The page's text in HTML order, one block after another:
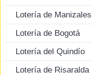
Lotería de Manizales
Lotería de Bogotá
Lotería del Quindío
Lotería de Risaralda